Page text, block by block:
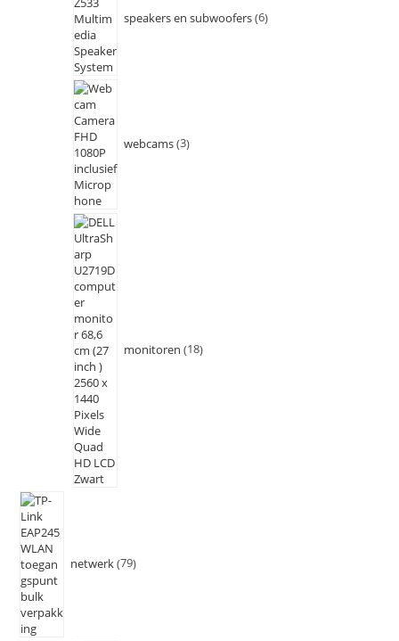
speakers en subwoofers 6
webcams 3
monitoren 18
netwerk 79